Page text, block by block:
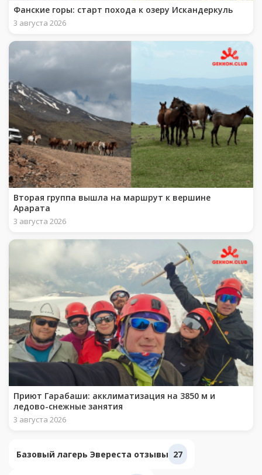
Фанские горы: старт похода к озеру Искандеркуль
3 августа 2026
Вторая группа вышла на маршрут к вершине
Арарата
3 августа 2026
Приют Гарабаши: акклиматизация на 3850 м и
ледово-снежные занятия
3 августа 2026
Базовый лагерь Эвереста отзывы 27